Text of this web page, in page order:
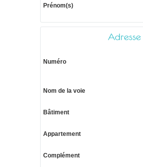
Prénom(s)
Adresse
Numéro
Nom de la voie
Bâtiment
Appartement
Complément